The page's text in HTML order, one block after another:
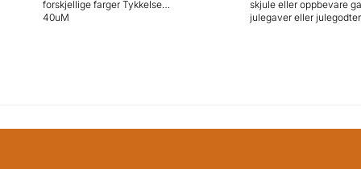
forskjellige farger Tykkelse
40uM
skjule eller oppbevare
julegaver eller